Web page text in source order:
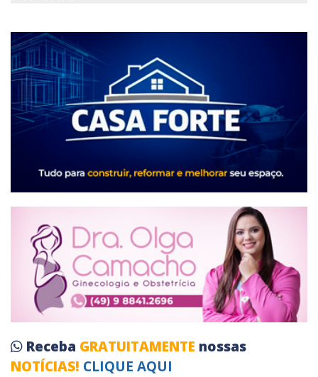
Receba GRATUITAMENTE nossas
NOTÍCIAS! CLIQUE AQUI